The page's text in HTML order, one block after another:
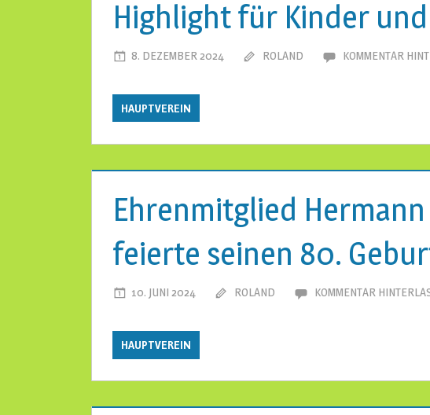
Highlight für Kinder
8. DEZEMBER 2024 ROLAND KOMMENTAR
HAUPTVEREIN
Ehrenmitglied
feierte seinen 80.
10. JUNI 2024 ROLAND KOMMENTAR
HAUPTVEREIN